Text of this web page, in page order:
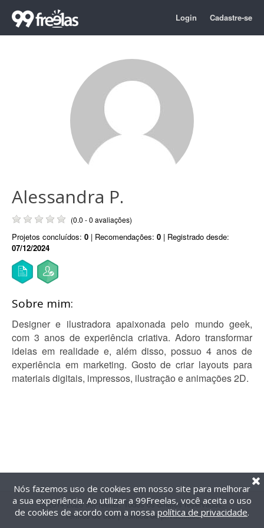
Login Cadastre-se
Alessandra P.
(0.0 - 0 avaliações)
Projetos concluídos: 0 | Recomendações: 0 | Registrado desde:
07/12/2024
Sobre mim:
Designer e ilustradora apaixonada pelo mundo geek,
com 3 anos de experiência criativa. Adoro transformar
ideias em realidade e, além disso, possuo 4 anos de
experiência em marketing. Gosto de criar layouts para
materiais digitais, impressos, ilustração e animações 2D.
@2014-2026 99Freelas. Todos os direitos reservados.
Termos de uso| Política de privacidade
Nós fazemos uso de cookies em nosso site para melhorar
a sua experiência. Ao utilizar a 99Freelas, você aceita o uso
de cookies de acordo com a nossa política de privacidade.